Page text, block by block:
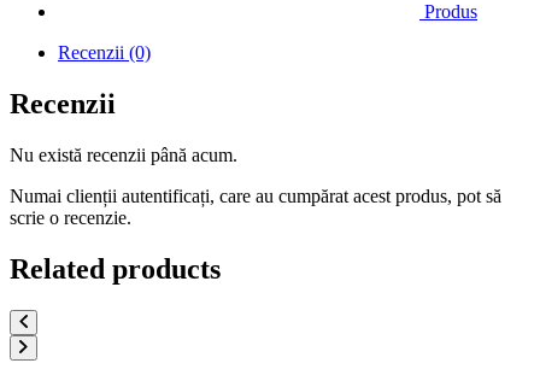
Produs
Recenzii (0)
Recenzii
Nu există recenzii până acum.
Numai clienții autentificați, care au cumpărat acest produs, pot să
scrie o recenzie.
Related products